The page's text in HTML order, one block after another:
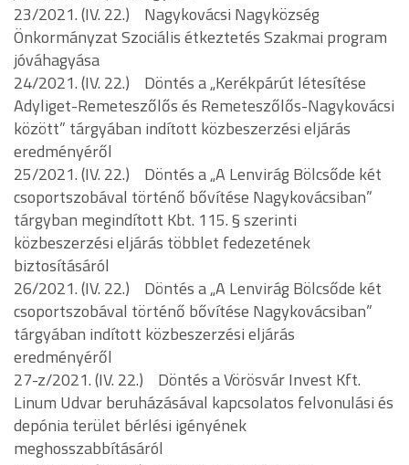
23/2021. (IV. 22.) Nagykovácsi Nagyközség
Önkormányzat Szociális étkeztetés Szakmai program
jóváhagyása
24/2021. (IV. 22.) Döntés a „Kerékpárút létesítése
Adyliget-Remeteszőlős és Remeteszőlős-Nagykovácsi
között” tárgyában indított közbeszerzési eljárás
eredményéről
25/2021. (IV. 22.) Döntés a „A Lenvirág Bölcsőde két
csoportszobával történő bővítése Nagykovácsiban”
tárgyban megindított Kbt. 115. § szerinti
közbeszerzési eljárás többlet fedezetének
biztosításáról
26/2021. (IV. 22.) Döntés a „A Lenvirág Bölcsőde két
csoportszobával történő bővítése Nagykovácsiban”
tárgyában indított közbeszerzési eljárás
eredményéről
27-z/2021. (IV. 22.) Döntés a Vörösvár Invest Kft.
Linum Udvar beruházásával kapcsolatos felvonulási és
depónia terület bérlési igényének
meghosszabbításáról